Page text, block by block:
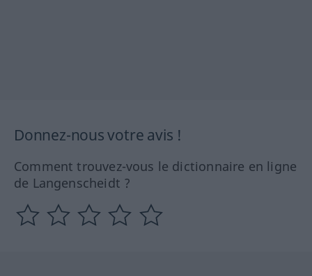
Donnez-nous votre avis !
Comment trouvez-vous le dictionnaire en ligne
de Langenscheidt ?